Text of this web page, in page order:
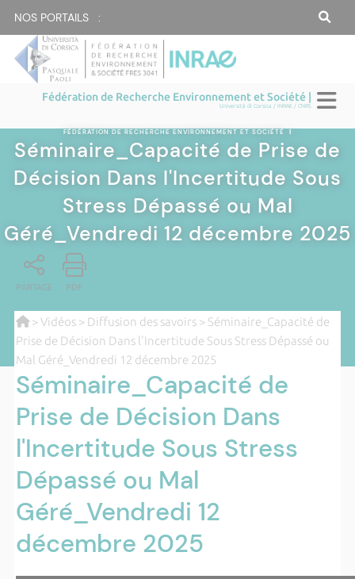
NOS PORTAILS :
Fédération de Recherche Environnement et Société |
Università di Corsica / INRAE / CNRS
FÉDÉRATION DE RECHERCHE ENVIRONNEMENT ET SOCIÉTÉ |
Séminaire_Capacité de Prise de
Décision Dans l'Incertitude Sous
Stress Dépassé ou Mal
Géré_Vendredi 12 décembre 2025
PARTAGE PDF
>Vidéos> Diffusion des savoirs> Séminaire_Capacité de
Prise de Décision Dans l'Incertitude Sous Stress Dépassé ou
Mal Géré_Vendredi 12 décembre 2025
Séminaire_Capacité de
Prise de Décision Dans
l'Incertitude Sous Stress
Dépassé ou Mal
Géré_Vendredi 12
décembre 2025